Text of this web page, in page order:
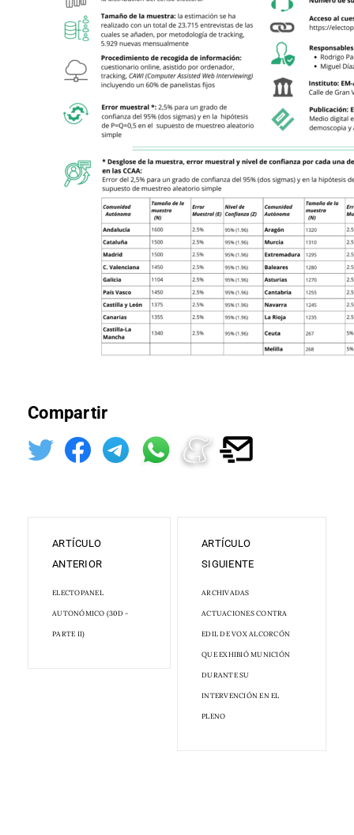
Compartir
ARTÍCULO
ANTERIOR
ELECTOPANEL
AUTONÓMICO (30D -
PARTE II)
ARTÍCULO
SIGUIENTE
ARCHIVADAS
ACTUACIONES CONTRA
EDIL DE VOX ALCORCÓN
QUE EXHIBIÓ MUNICIÓN
DURANTE SU
INTERVENCIÓN EN EL
PLENO